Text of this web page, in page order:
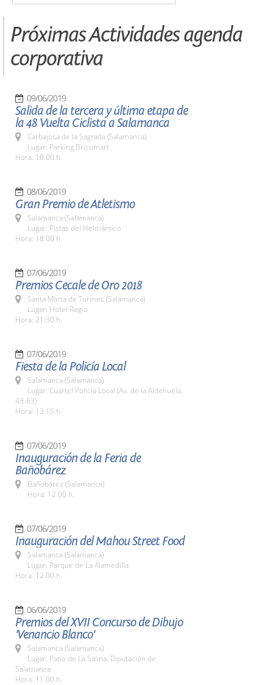
Próximas Actividades agenda
corporativa
09/06/2019
Salida de la tercera y última etapa de
la 48 Vuelta Ciclista a Salamanca
Carbajosa de la Sagrada (Salamanca)
Lugar: Parking Bricomart
Hora: 10:00 h.
08/06/2019
Gran Premio de Atletismo
Salamanca (Salamanca)
Lugar: Pistas del Helmántico
Hora: 18:00 h.
07/06/2019
Premios Cecale de Oro 2018
Santa Marta de Tormes (Salamanca)
Lugar: Hotel Regio
Hora: 21:30 h.
07/06/2019
Fiesta de la Policía Local
Salamanca (Salamanca)
Lugar: Cuartel Policía Local (Av. de la Aldehuela,
43-63)
Hora: 13:15 h.
07/06/2019
Inauguración de la Feria de
Bañobárez
Bañobárez (Salamanca)
Hora: 12:00 h.
07/06/2019
Inauguración del Mahou Street Food
Salamanca (Salamanca)
Lugar: Parque de La Alamedilla
Hora: 12:00 h.
06/06/2019
Premios del XVII Concurso de Dibujo
'Venancio Blanco'
Salamanca (Salamanca)
Lugar: Patio de La Salina. Diputación de
Salamanca
Hora: 11:00 h.